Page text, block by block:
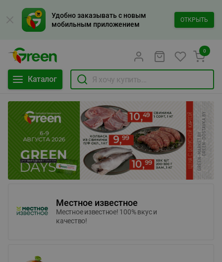
Удобно заказывать с новым
мобильным приложением
ОТКРЫТЬ
Каталог
0
Местное известное
Местное известное! 100% вкус и
качество!